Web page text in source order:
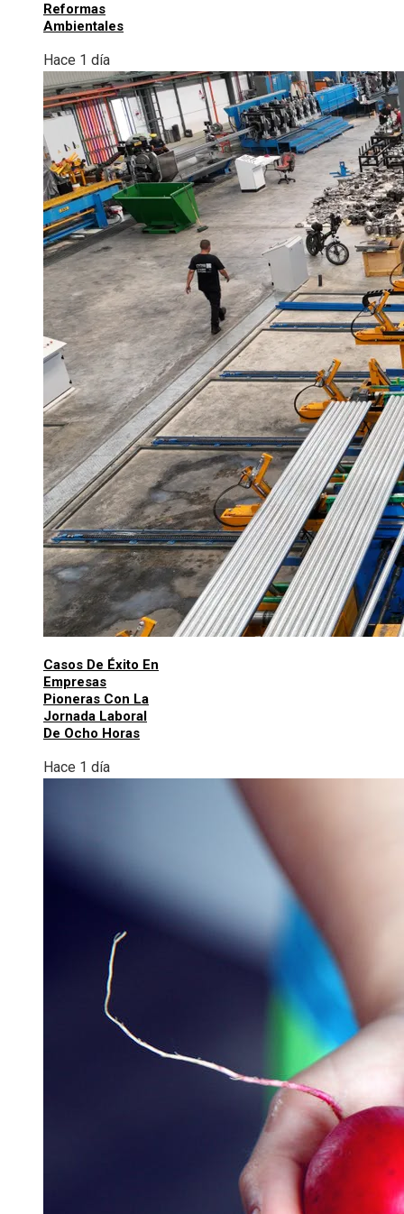
Reformas
Ambientales
Hace 1 día
Casos De Éxito En
Empresas
Pioneras Con La
Jornada Laboral
De Ocho Horas
Hace 1 día